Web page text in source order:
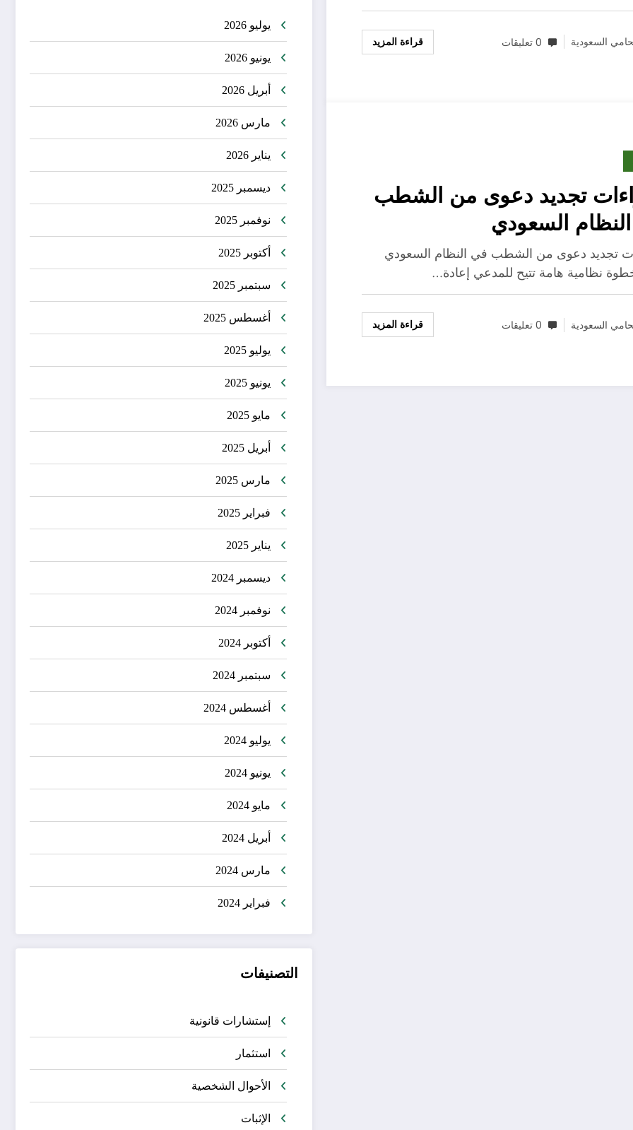
السعودية 0 تعليقات قراءة المزيد
تجديد دعوى من الشطب
السعودي
تجديد دعوى من الشطب في النظام السعودي
نظامية هامة تتيح للمدعي إعادة…
السعودية 0 تعليقات قراءة المزيد
يوليو 2026
يونيو 2026
أبريل 2026
مارس 2026
يناير 2026
ديسمبر 2025
نوفمبر 2025
أكتوبر 2025
سبتمبر 2025
أغسطس 2025
يوليو 2025
يونيو 2025
مايو 2025
أبريل 2025
مارس 2025
فبراير 2025
يناير 2025
ديسمبر 2024
نوفمبر 2024
أكتوبر 2024
سبتمبر 2024
أغسطس 2024
يوليو 2024
يونيو 2024
مايو 2024
أبريل 2024
مارس 2024
فبراير 2024
التصنيفات
إستشارات قانونية
استثمار
الأحوال الشخصية
الإثبات